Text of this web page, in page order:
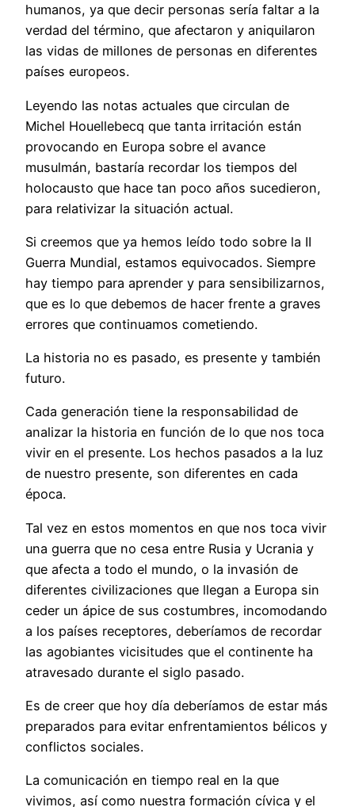
humanos, ya que decir personas sería faltar a la
verdad del término, que afectaron y aniquilaron
las vidas de millones de personas en diferentes
países europeos.
Leyendo las notas actuales que circulan de
Michel Houellebecq que tanta irritación están
provocando en Europa sobre el avance
musulmán, bastaría recordar los tiempos del
holocausto que hace tan poco años sucedieron,
para relativizar la situación actual.
Si creemos que ya hemos leído todo sobre la II
Guerra Mundial, estamos equivocados. Siempre
hay tiempo para aprender y para sensibilizarnos,
que es lo que debemos de hacer frente a graves
errores que continuamos cometiendo.
La historia no es pasado, es presente y también
futuro.
Cada generación tiene la responsabilidad de
analizar la historia en función de lo que nos toca
vivir en el presente. Los hechos pasados a la luz
de nuestro presente, son diferentes en cada
época.
Tal vez en estos momentos en que nos toca vivir
una guerra que no cesa entre Rusia y Ucrania y
que afecta a todo el mundo, o la invasión de
diferentes civilizaciones que llegan a Europa sin
ceder un ápice de sus costumbres, incomodando
a los países receptores, deberíamos de recordar
las agobiantes vicisitudes que el continente ha
atravesado durante el siglo pasado.
Es de creer que hoy día deberíamos de estar más
preparados para evitar enfrentamientos bélicos y
conflictos sociales.
La comunicación en tiempo real en la que
vivimos, así como nuestra formación cívica y el